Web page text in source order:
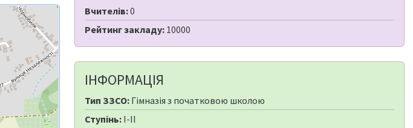
Вчителів:0
Рейтинг закладу: 10000
ІНФОРМАЦІЯ
Тип ЗЗСО: Гімназія з початковою школою
Ступінь: I-II